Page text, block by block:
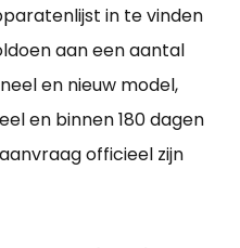
in te vinden
aan een aantal
en nieuw model,
en binnen 180 dagen
officieel zijn